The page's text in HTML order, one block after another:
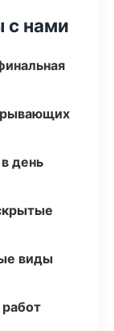
с нами
день
виды